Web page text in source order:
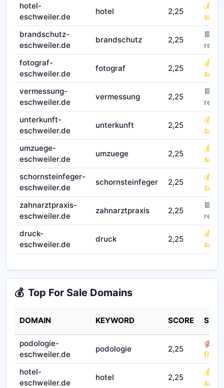
hotel-
eschweiler.de
hotel 2,25
💰 for
sale
brandschutz-
eschweiler.de
brandschutz 2,25
🟪
fotograf-
eschweiler.de
fotograf 2,25
💰 for
sale
vermessung-
eschweiler.de
vermessung 2,25
🟪
unterkunft-
eschweiler.de
unterkunft 2,25
💰 for
sale
umzuege-
eschweiler.de
umzuege 2,25
💰 for
sale
schornsteinfeger-
eschweiler.de
schornsteinfeger 2,25
💰 for
sale
zahnarztpraxis-
eschweiler.de
zahnarztpraxis 2,25
🟪
druck-
eschweiler.de
druck 2,25
💰 for
sale
💰 Top For Sale Domains
DOMAIN KEYWORD SCORE
podologie-
eschweiler.de
podologie 2,25
hotel-
eschweiler.de
hotel 2,25
💰 for
sale